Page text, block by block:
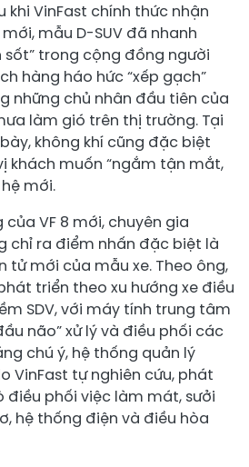
khi VinFast chính thức nhận
mẫu D-SUV đã nhanh
sốt” trong cộng đồng người
hàng háo hức “xếp gạch”
những chủ nhân đầu tiên của
làm gió trên thị trường. Tại
không khí cũng đặc biệt
khách muốn “ngắm tận mắt,
mới.
của VF 8 mới, chuyên gia
chỉ ra điểm nhấn đặc biệt là
tử mới của mẫu xe. Theo ông,
triển theo xu hướng xe điều
SDV, với máy tính trung tâm
não” xử lý và điều phối các
chú ý, hệ thống quản lý
VinFast tự nghiên cứu, phát
điều phối việc làm mát, sưởi
hệ thống điện và điều hòa